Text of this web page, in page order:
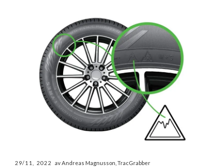
29/11, 2022 av Andreas Magnusson, TracGrabber